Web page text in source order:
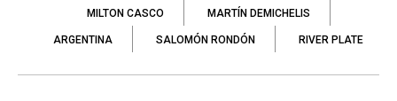
MILTON CASCO MARTÍN DEMICHELIS
ARGENTINA SALOMÓN RONDÓN RIVER PLATE